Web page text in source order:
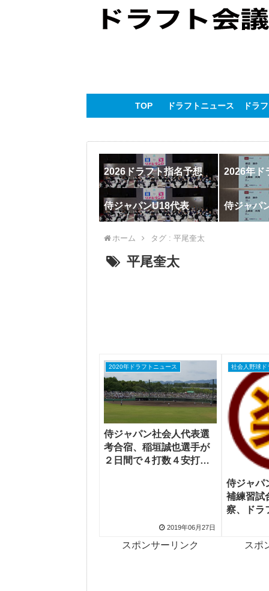
TOP ドラフトニュース ドラ
2026ドラフト指名予想 2026年ド
侍ジャパンU18代表 侍ジャパ
ホーム タグ : 平尾奎太
平尾奎太
2020年ドラフトニュース
侍ジャパン社会人代表選
考合宿、稲垣誠也選手が
２日間で４打数４安打１
2019年06月27日
侍ジャパ
補練習試
察、ドラ
スポンサーリンク
スポ